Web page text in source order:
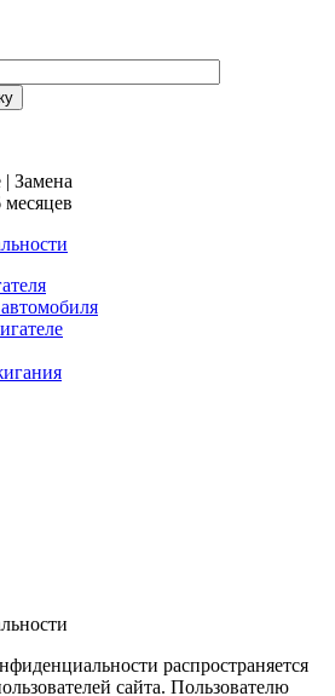
Замена
распространяется
сайта. Пользователю